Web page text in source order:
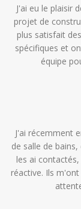
J'ai eu le plaisir
projet de
plus satisfait
spécifiques et
équipe
J'ai récemment
de salle de
les ai
réactive. Ils